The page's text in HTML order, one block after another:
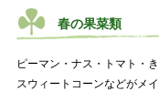
春の果菜類
ピーマン・ナス・トマト・
スウィートコーンなどがメ